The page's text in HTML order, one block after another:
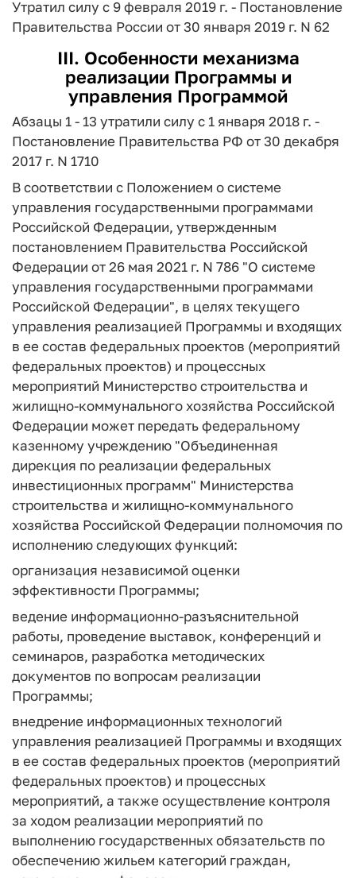
Утратил силу с 9 февраля 2019 г. - Постановление
Правительства России от 30 января 2019 г. N 62
III. Особенности механизма
реализации Программы и
управления Программой
Абзацы 1 - 13 утратили силу с 1 января 2018 г. -
Постановление Правительства РФ от 30 декабря
2017 г. N 1710
В соответствии с Положением о системе
управления государственными программами
Российской Федерации, утвержденным
постановлением Правительства Российской
Федерации от 26 мая 2021 г. N 786 "О системе
управления государственными программами
Российской Федерации", в целях текущего
управления реализацией Программы и входящих
в ее состав федеральных проектов (мероприятий
федеральных проектов) и процессных
мероприятий Министерство строительства и
жилищно-коммунального хозяйства Российской
Федерации может передать федеральному
казенному учреждению "Объединенная
дирекция по реализации федеральных
инвестиционных программ" Министерства
строительства и жилищно-коммунального
хозяйства Российской Федерации полномочия по
исполнению следующих функций:
организация независимой оценки
эффективности Программы;
ведение информационно-разъяснительной
работы, проведение выставок, конференций и
семинаров, разработка методических
документов по вопросам реализации
Программы;
внедрение информационных технологий
управления реализацией Программы и входящих
в ее состав федеральных проектов (мероприятий
федеральных проектов) и процессных
мероприятий, а также осуществление контроля
за ходом реализации мероприятий по
выполнению государственных обязательств по
обеспечению жильем категорий граждан,